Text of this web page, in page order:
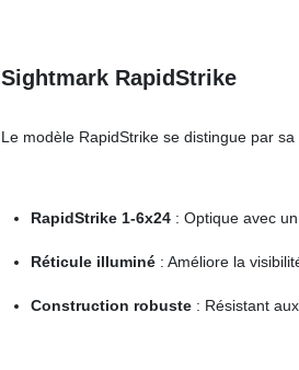
Sightmark RapidStrike
Le modèle RapidStrike se distingue par
RapidStrike 1-6x24: Optique avec un
Réticule illuminé: Améliore la
Construction robuste: Résistant